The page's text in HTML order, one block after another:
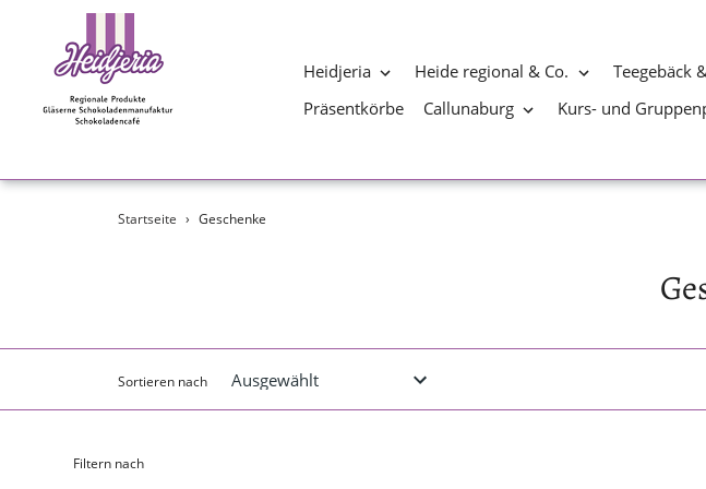
Heidjeria Heide regional & Co. Teegebäck
Präsentkörbe
Callunaburg Kurs- und
Startseite › Geschenke
S
m
Sortieren nach
Filtern nach